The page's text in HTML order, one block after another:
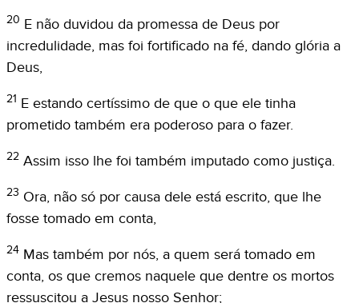
20 E não duvidou da promessa de Deus por
incredulidade, mas foi fortificado na fé, dando glória a
Deus,
21 E estando certíssimo de que o que ele tinha
prometido também era poderoso para o fazer.
22 Assim isso lhe foi também imputado como justiça.
23 Ora, não só por causa dele está escrito, que lhe
fosse tomado em conta,
24 Mas também por nós, a quem será tomado em
conta, os que cremos naquele que dentre os mortos
ressuscitou a Jesus nosso Senhor;